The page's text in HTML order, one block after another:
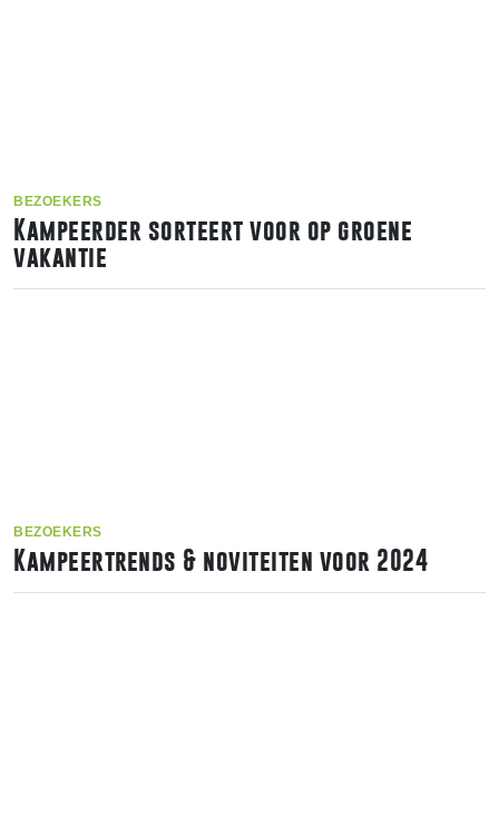
BEZOEKERS
Kampeerder sorteert voor op groene
vakantie
BEZOEKERS
Kampeertrends & noviteiten voor 2024